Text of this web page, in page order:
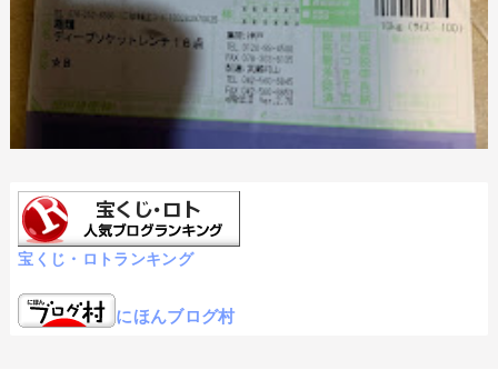
宝くじ・ロトランキング
にほんブログ村